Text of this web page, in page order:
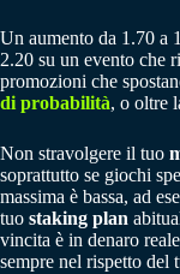
Un aumento da 1.70 a
2.20 su un evento che
promozioni che
di probabilità, o oltre
Non stravolgere il tuo
soprattutto se giochi
massima è bassa, ad
tuo staking plan
vincita è in denaro
sempre nel rispetto del